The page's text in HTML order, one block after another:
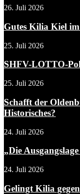
26. Juli 2026
Gutes Kilia Kiel
25. Juli 2026
SHFV-LOTTO-
25. Juli 2026
Schafft der
Historisches?
24. Juli 2026
„Die
24. Juli 2026
Gelingt Kilia